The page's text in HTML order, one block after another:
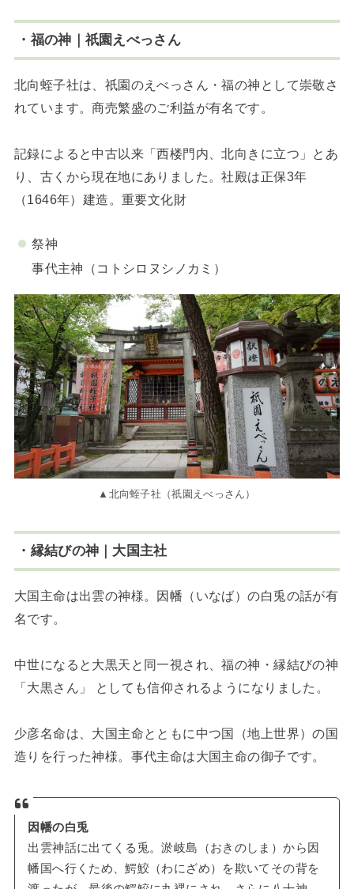
・福の神｜祇園えべっさん
北向蛭子社は、祇園のえべっさん・福の神として崇敬さ
れています。商売繁盛のご利益が有名です。
記録によると中古以来「西楼門内、北向きに立つ」とあ
り、古くから現在地にありました。社殿は正保3年
（1646年）建造。重要文化財
祭神
事代主神（コトシロヌシノカミ）
▲北向蛭子社（祇園えべっさん）
・縁結びの神｜大国主社
大国主命は出雲の神様。因幡（いなば）の白兎の話が有
名です。
中世になると大黒天と同一視され、福の神・縁結びの神
「大黒さん」 としても信仰されるようになりました。
少彦名命は、大国主命とともに中つ国（地上世界）の国
造りを行った神様。事代主命は大国主命の御子です。
因幡の白兎
出雲神話に出てくる兎。淤岐島（おきのしま）から因
幡国へ行くため、鰐鮫（わにざめ）を欺いてその背を